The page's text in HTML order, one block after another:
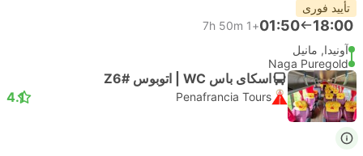
تأیید فوری
18:00
01:50
+1
7h 50m
آونیدا, مانیل
Naga Puregold
اسکای باس WC | اتوبوس #Z6
Penafrancia Tours
4.1